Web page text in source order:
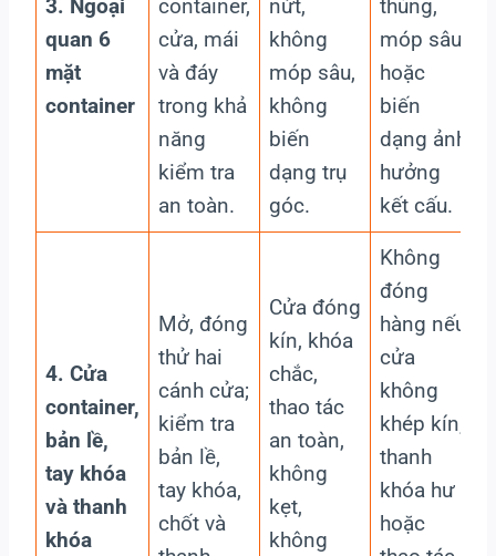
3. Ngoại
quan 6
mặt
container
container,
cửa, mái
và đáy
trong khả
năng
kiểm tra
an toàn.
nứt,
không
móp sâu,
không
biến
dạng trụ
góc.
thủng,
móp sâu
hoặc
biến
dạng ảnh
hưởng
kết cấu.
4. Cửa
container,
bản lề,
tay khóa
và thanh
khóa
Mở, đóng
thử hai
cánh cửa;
kiểm tra
bản lề,
tay khóa,
chốt và
Cửa đóng
kín, khóa
chắc,
thao tác
an toàn,
không
kẹt,
không
Không
đóng
hàng nếu
cửa
không
khép kín,
thanh
khóa hư
hoặc